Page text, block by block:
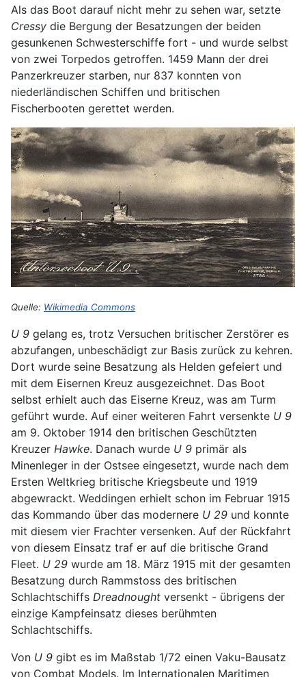
Als das Boot darauf nicht mehr zu sehen war, setzte
Cressy die Bergung der Besatzungen der beiden
gesunkenen Schwesterschiffe fort - und wurde selbst
von zwei Torpedos getroffen. 1459 Mann der drei
Panzerkreuzer starben, nur 837 konnten von
niederländischen Schiffen und britischen
Fischerbooten gerettet werden.
Quelle: Wikimedia Commons
U 9 gelang es, trotz Versuchen britischer Zerstörer es
abzufangen, unbeschädigt zur Basis zurück zu kehren.
Dort wurde seine Besatzung als Helden gefeiert und
mit dem Eisernen Kreuz ausgezeichnet. Das Boot
selbst erhielt auch das Eiserne Kreuz, was am Turm
geführt wurde. Auf einer weiteren Fahrt versenkte U 9
am 9. Oktober 1914 den britischen Geschützten
Kreuzer Hawke. Danach wurde U 9 primär als
Minenleger in der Ostsee eingesetzt, wurde nach dem
Ersten Weltkrieg britische Kriegsbeute und 1919
abgewrackt. Weddingen erhielt schon im Februar 1915
das Kommando über das modernere U 29 und konnte
mit diesem vier Frachter versenken. Auf der Rückfahrt
von diesem Einsatz traf er auf die britische Grand
Fleet. U 29 wurde am 18. März 1915 mit der gesamten
Besatzung durch Rammstoss des britischen
Schlachtschiffs Dreadnought versenkt - übrigens der
einzige Kampfeinsatz dieses berühmten
Schlachtschiffs.
Von U 9 gibt es im Maßstab 1/72 einen Vaku-Bausatz
von Combat Models. Im Internationalen Maritimen